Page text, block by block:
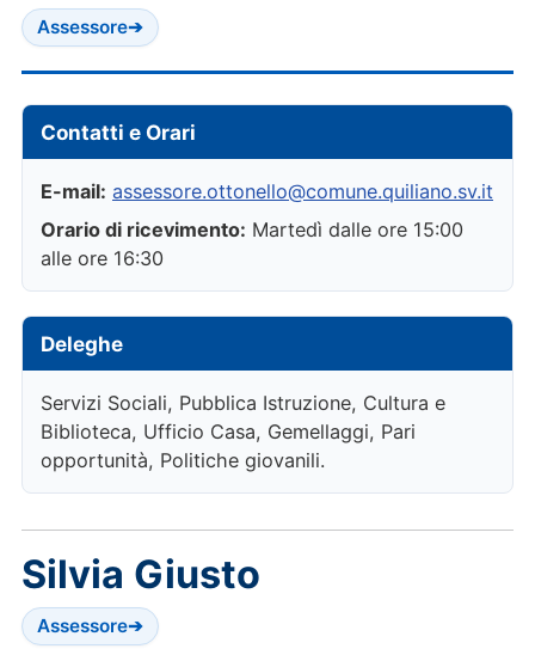
Assessore➔
Contatti e Orari
E-mail: assessore.ottonello@comune.quiliano.sv.it
Orario di ricevimento: Martedì dalle ore 15:00
alle ore 16:30
Deleghe
Servizi Sociali, Pubblica Istruzione, Cultura e
Biblioteca, Ufficio Casa, Gemellaggi, Pari
opportunità, Politiche giovanili.
Silvia Giusto
Assessore➔